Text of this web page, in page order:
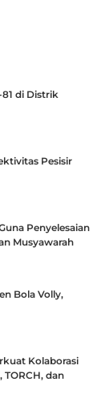
di Distrik
Pesisir
Penyelesaian
Musyawarah
Bola Volly,
Kolaborasi
TORCH, dan